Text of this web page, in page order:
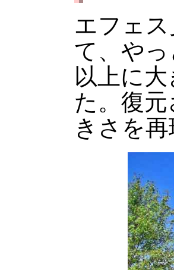
エフェ
て、やっ
以上に大
た。復元
きさを